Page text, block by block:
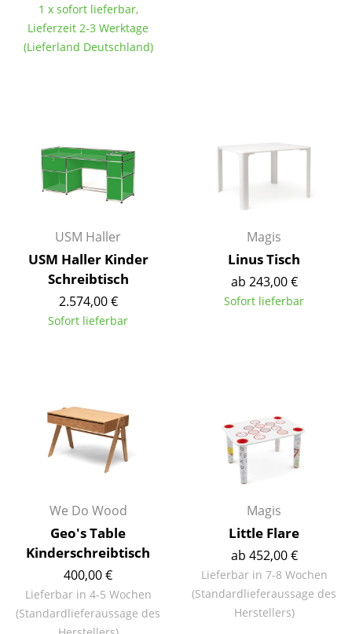
Beistelltische
Couchtische
Stehtische & Stehpulte
Kindertische
Gartentische
Servierwagen
Einzelteile
... alle Tische
Bücherregale
Wandregale
Beistell- & Rollcontainer
Barmöbel
Garderoben
1 x sofort lieferbar,
Lieferzeit 2-3 Werktage
(Lieferland Deutschland)
USM Haller
USM Haller Kinder
Schreibtisch
2.574,00 €
Sofort lieferbar
Magis
Linus Tisch
ab 243,00 €
Sofort lieferbar
We Do Wood
Geo's Table
Kinderschreibtisch
400,00 €
Lieferbar in 4-5 Wochen
(Standardlieferaussage des
Magis
Little Flare
ab 452,00 €
Lieferbar in 7-8 Wochen
(Standardlieferaussage des
Herstellers)